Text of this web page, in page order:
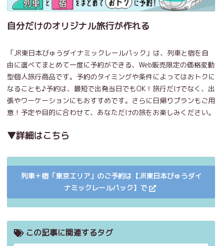
自分だけのオリジナル旅行が作れる
「JR東日本びゅうダイナミックレールパック」は、列車と宿を自
由に選べてまとめて一度に予約ができる、Web販売限定の価格変動
型個人旅行商品です。予約のタイミングや条件によってはおトクに
なることも♪予約は、最短で出発当日でもOK！旅行だけでなく、出
張やワーケーションにもおすすめです。さらに日帰りプランもご用
意！予定や目的に合わせて、あなただけの旅をお楽しみください。
▼詳細はこちら
列車＋宿「東京エリア」のご予約は【JR東日本びゅうダイ
ナミックレールパック】で
この記事に関連するタグ